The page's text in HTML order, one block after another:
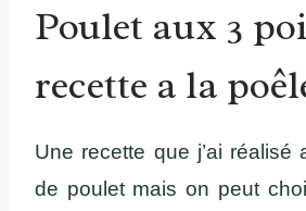
Poulet aux 3
recette a la
Une recette que j’ai réalisé
de poulet mais on peut